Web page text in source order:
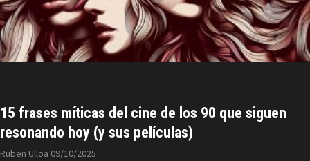
15 frases míticas del cine de los 90 que siguen
resonando hoy (y sus películas)
Ruben Ulloa 09/10/2025